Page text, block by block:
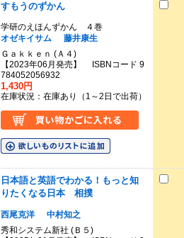
すもうのずかん
学研のえほんずかん ４巻
オゼキイサム
藤井康生
Ｇａｋｋｅｎ (Ａ４)
【2023年06月発売】 ISBNコード 9
784052056932
1,430円
在庫状況：在庫あり（1～2日で出荷）
日本語と英語でわかる！もっと知
りたくなる日本 相撲
西尾克洋
中村知之
秀和システム新社 (Ｂ５)